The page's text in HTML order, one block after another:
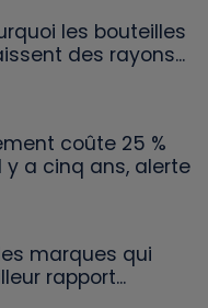
les bouteilles
des rayons...
coûte 25 %
y a cinq ans, alerte
marques qui
rapport...